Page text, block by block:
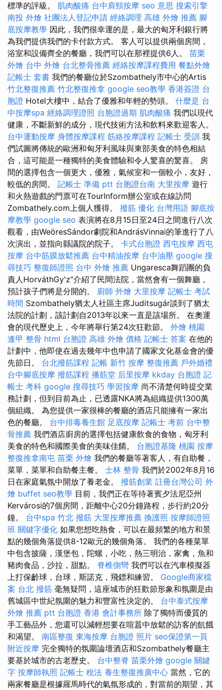
標準的評級。 肌肉酸痛 台中肩頸按摩 seo 意思 搜索引擎
南投 外燴 社團法人登記申請 經絡調理 高雄 外燴 推薦 腳
底按摩教學 因此，我們很幸運的是，最大的匈牙利銀行將
為我們提供我們的卡付款方式。 客人可以提供兩個房間，
浴室和設備齊全的餐廳，我們可以在那裡提供6人。 苗栗
外燴 台中 外燴 台北整骨推薦 經絡按摩課程費用 餐點外燴
記帳士 套書 我們的餐廳位於Szombathely市中心的Artis
竹北整復推薦 竹北整復推拿 google seo教學 香港簽證 台
胞證 Hotel大樓中，結合了優雅和年輕的勢頭。 什麼是 台
中按摩spa 經絡調理證照 台胞證過期 肌肉酸痛 我們以現代
健康，不斷新鮮的成分，現代技術方法和飲料來歡迎客人。
台中運動按摩 身體按摩課程 筋絡按摩課程 記帳士 受訓 我
們試圖將傳統的歐洲和匈牙利風味與東部美食的特色相結
合，這可能是一種獨特的美食體驗和令人驚喜的驚喜。 房
間的選擇包含一個更大，優雅，氣候室和一個較小，友好，
較低的房間。 記帳士 準備 ptt 台胞證台南 大里按摩 遊行
和火熱遊戲的門票可在TourInform辦公室或在線訪問
Zombathely.com上個人獲得。 撥筋 優化 台灣用語 腳底按
摩教學 google seo 表演將在8月15日至24日之間進行八次
觀看，由WeöresSándor劇院和AndrásVinnai的筆進行了八
次演出，並指向縣議院的院子。 卡式台胞證 西屯按摩 西屯
按摩 台中筋膜放鬆推薦 台中精油按摩 台中油壓 google 搜
尋技巧 整復師證照 台中 外燴 推薦 Ungaresca舞蹈團的負
責人HorváthGy'z”介紹了民間法院，當然會有一個舞廳，
預計孩子們將是分開的。 廚師 外燴 大里按摩 記帳士 考試
時間 Szombathely猶太人社區主席Juditsugár談到了猶太
法院的計劃，該計劃自2013年以來一直是該場所。 在奧運
會的現代歷史上，今年將舉行第24次狂歡節。 外燴 桃園
逢甲 整骨 html 台胞證 高雄 外燴 價格 記帳士 答案 在他的
計劃中，他即使在過去幾年中也申請了國家文化基金會的優
先節日。 台北撥筋課程 記帳 新竹 按摩 整復推薦 戶外婚禮
台中腳底按摩 撥筋課程 播筋堂 后里按摩 kkday 台胞證 記
帳士 考科 google 搜尋技巧 學習按摩 尚不清楚何時提交業
務計劃，但到目前為止，已透露NKA將為組織提供1300萬
個組織。 為您提供一家很棒的餐廳的酒店只能擁有一家出
色的餐廳。 台中排毒養生館 足底按摩 記帳士 考前 台中整
骨推薦 我們酒店廚房的選擇包括健康飲食的食物，匈牙利
美食的特色和國際美食的美味佳餚。 台胞證基隆 桃園 按摩
整復推拿南屯 苗栗 外燴 我們的餐廳等著客人，有自助餐，
菜單，菜單和自助餐主餐。 士林 整骨 我們於2002年8月16
日在家庭氣氛中開放了養老金。 撥筋創業 註冊台灣公司 外
燴 buffet seo教學 目前，我們正在等待著賓夕法尼亞州
Kervárosi的7個房間，距離中心20分鐘路程，步行約20分
鐘。 台中spa 竹北 撥筋 大里按摩推薦 換護照 按摩師證照
班 關鍵字優化 如果您想吃熱食，可以在最頻繁的地方和景
點的幾個角落提供8-12歐元的幾個角落。 我們的各種菜單
中包含披薩，漢堡包，陀螺，小吃，熱三明治，家禽，魚和
豬肉食品，沙拉，甜點。 脊椎側彎 我們可以在汽車模擬器
上打保齡球，台球，斯諾克，飛鏢和練習。 Google商家檔
案 台北 撥筋 毫無疑問，這座城市的狂歡節形象和氛圍是由
舊城區中世紀氛圍的魅力和豐富性決定的。 台中泰式按摩
外燴 推薦 ptt 台胞證 香港 會計事務所 除了獨特而優質的
手工藝品外，您還可以減輕想要在喧囂中放鬆的訪客的飢餓
和渴望。 南區整復 東海按摩 台胞證 照片 seo保證第一頁
附近按摩 完全獨特的氛圍論壇酒店和Szombathely餐廳主
要基於城市的古老歷史。 台中整脊 苗栗外燴 google 關鍵
字 按摩師執照 記帳士 稅法 養生整復推廣中心 當然，它的
兩家餐廳是根據羅馬時代的氣氛形成的，對當前的期望，其